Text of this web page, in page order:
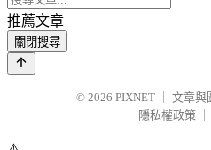
推薦文章
關閉搜尋
© 2026 PIXNET
文章與
隱私權政策